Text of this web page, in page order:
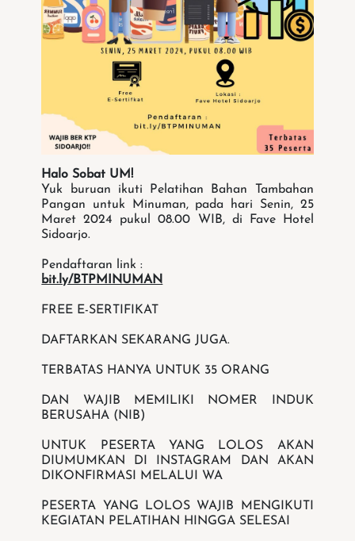
Halo Sobat UM!
Yuk buruan ikuti Pelatihan Bahan Tambahan
Pangan untuk Minuman, pada hari Senin, 25
Maret 2024 pukul 08.00 WIB, di Fave Hotel
Sidoarjo.
Pendaftaran link :
bit.ly/BTPMINUMAN
FREE E-SERTIFIKAT
DAFTARKAN SEKARANG JUGA.
TERBATAS HANYA UNTUK 35 ORANG
DAN WAJIB MEMILIKI NOMER INDUK
BERUSAHA (NIB)
UNTUK PESERTA YANG LOLOS AKAN
DIUMUMKAN DI INSTAGRAM DAN AKAN
DIKONFIRMASI MELALUI WA
PESERTA YANG LOLOS WAJIB MENGIKUTI
KEGIATAN PELATIHAN HINGGA SELESAI